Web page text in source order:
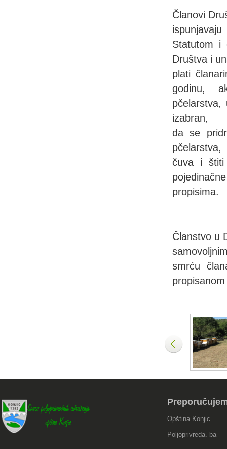
Članovi
Statutom i
Društva i
plati
godinu,
izabran,
da se
pčelarstva,
čuva i štiti
propisima.
Članstvo u
smrću
Opština Konjic
Poljoprivreda. ba